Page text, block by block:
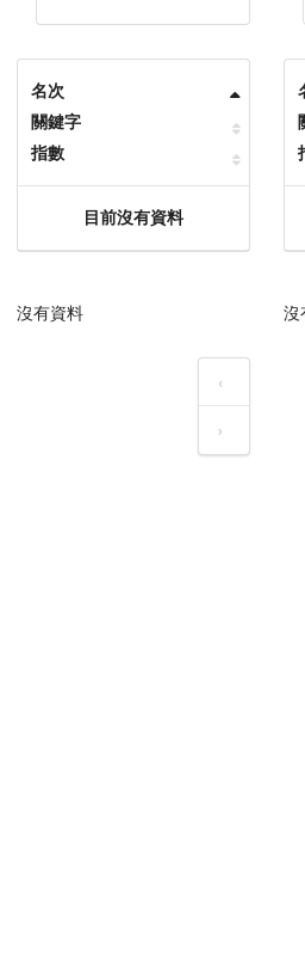
名次
關鍵字
指數
目前沒有資料
沒有資料
‹
›
沒